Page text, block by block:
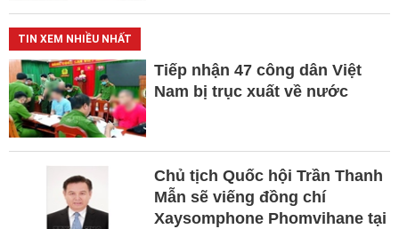
TIN XEM NHIỀU NHẤT
Tiếp nhận 47 công dân Việt
Nam bị trục xuất về nước
Chủ tịch Quốc hội Trần Thanh
Mẫn sẽ viếng đồng chí
Xaysomphone Phomvihane tại